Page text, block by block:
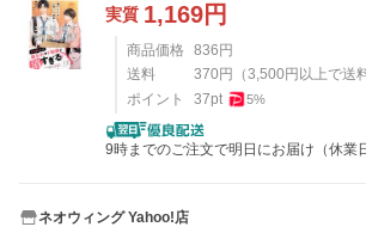
実質 1,169円
商品価格 836 円
送料
370 円 （3,500 円以上で送
ポイント
37pt 5%
9時までのご注文で明日にお届け（休業
ネオウィング Yahoo!店